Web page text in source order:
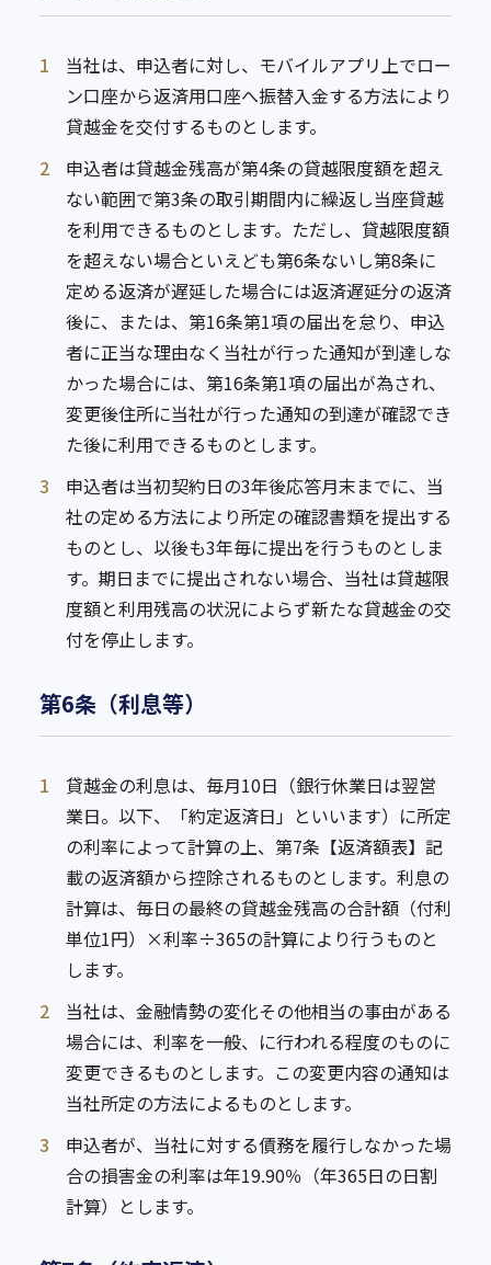
1
当社は、申込者に対し、モバイルアプリ上でロー
ン口座から返済用口座へ振替入金する方法により
貸越金を交付するものとします。
2
申込者は貸越金残高が第4条の貸越限度額を超え
ない範囲で第3条の取引期間内に繰返し当座貸越
を利用できるものとします。ただし、貸越限度額
を超えない場合といえども第6条ないし第8条に
定める返済が遅延した場合には返済遅延分の返済
後に、または、第16条第1項の届出を怠り、申込
者に正当な理由なく当社が行った通知が到達しな
かった場合には、第16条第1項の届出が為され、
変更後住所に当社が行った通知の到達が確認でき
た後に利用できるものとします。
3
申込者は当初契約日の3年後応答月末までに、当
社の定める方法により所定の確認書類を提出する
ものとし、以後も3年毎に提出を行うものとしま
す。期日までに提出されない場合、当社は貸越限
度額と利用残高の状況によらず新たな貸越金の交
付を停止します。
第6条（利息等）
1
貸越金の利息は、毎月10日（銀行休業日は翌営
業日。以下、「約定返済日」といいます）に所定
の利率によって計算の上、第7条【返済額表】記
載の返済額から控除されるものとします。利息の
計算は、毎日の最終の貸越金残高の合計額（付利
単位1円）×利率÷365の計算により行うものと
します。
2
当社は、金融情勢の変化その他相当の事由がある
場合には、利率を一般、に行われる程度のものに
変更できるものとします。この変更内容の通知は
当社所定の方法によるものとします。
3
申込者が、当社に対する債務を履行しなかった場
合の損害金の利率は年19.90％（年365日の日割
計算）とします。